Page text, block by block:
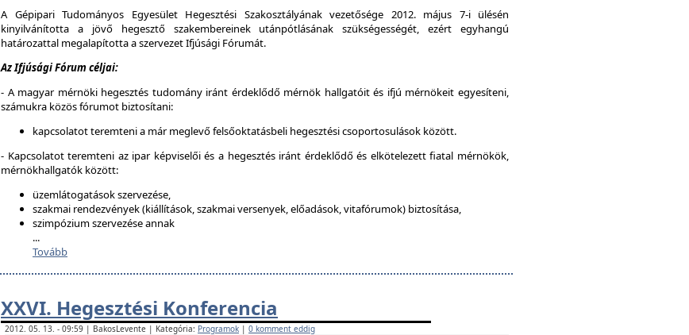
A Gépipari Tudományos Egyesület Hegesztési Szakosztályának vezetősége 2012. május 7-i ülésén
kinyilvánította a jövő hegesztő szakembereinek utánpótlásának szükségességét, ezért egyhangú
határozattal megalapította a szervezet Ifjúsági Fórumát.
Az Ifjúsági Fórum céljai:
- A magyar mérnöki hegesztés tudomány iránt érdeklődő mérnök hallgatóit és ifjú mérnökeit egyesíteni,
számukra közös fórumot biztosítani:
kapcsolatot teremteni a már meglevő felsőoktatásbeli hegesztési csoportosulások között.
- Kapcsolatot teremteni az ipar képviselői és a hegesztés iránt érdeklődő és elkötelezett fiatal mérnökök,
mérnökhallgatók között:
üzemlátogatások szervezése,
szakmai rendezvények (kiállítások, szakmai versenyek, előadások, vitafórumok) biztosítása,
szimpózium szervezése annak
...
Tovább
XXVI. Hegesztési Konferencia
2012. 05. 13. - 09:59 | BakosLevente | Kategória: Programok | 0 komment eddig